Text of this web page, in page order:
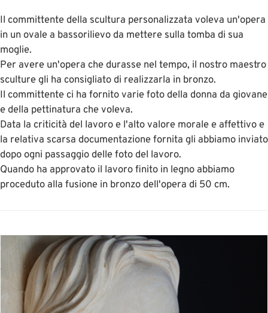
Il committente della scultura personalizzata voleva un'opera
in un ovale a bassorilievo da mettere sulla tomba di sua
moglie.
Per avere un'opera che durasse nel tempo, il nostro maestro
sculture gli ha consigliato di realizzarla in bronzo.
Il committente ci ha fornito varie foto della donna da giovane
e della pettinatura che voleva.
Data la criticità del lavoro e l'alto valore morale e affettivo e
la relativa scarsa documentazione fornita gli abbiamo inviato
dopo ogni passaggio delle foto del lavoro.
Quando ha approvato il lavoro finito in legno abbiamo
proceduto alla fusione in bronzo dell'opera di 50 cm.